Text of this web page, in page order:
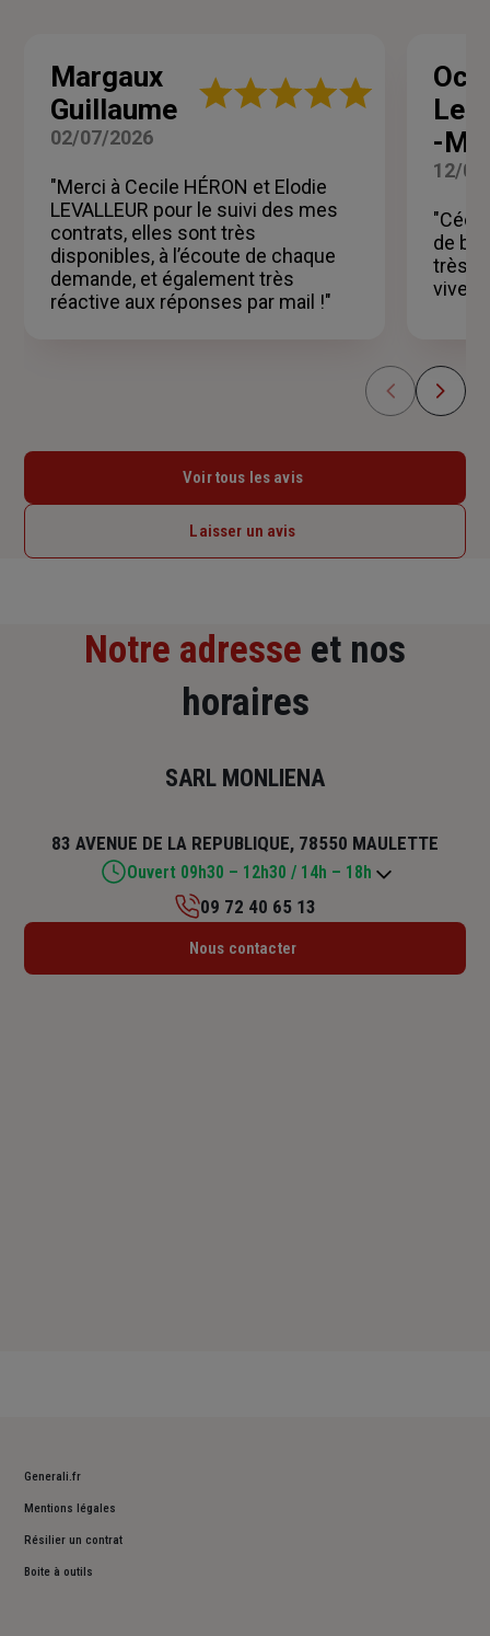
Margaux
Guillaume
Note
étoiles
02/07/2026
"Merci à Cecile HÉRON et Elodie
LEVALLEUR pour le suivi des mes
contrats, elles sont très
disponibles, à l’écoute de chaque
demande, et également très
réactive aux réponses par mail !"
-
12/
de
très
Voir tous les avis
Laisser un avis
Notre adresse et nos
horaires
SARL MONLIENA
83 AVENUE DE LA REPUBLIQUE, 78550 MAULETTE
Ouvert 09h30 – 12h30 / 14h – 18h
Lundi : 14h – 18h
09 72 40 65 13
Nous contacter
Generali.fr
Mentions légales
Résilier un contrat
Boite à outils